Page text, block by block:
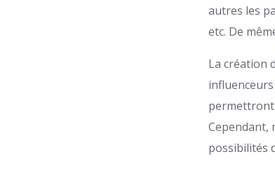
autres les
etc. De
La création
permettront
Cependant,
possibilités